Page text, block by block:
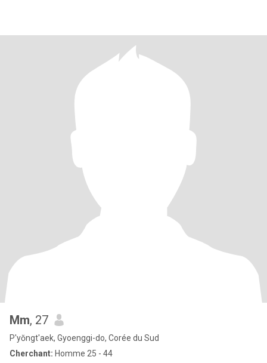
Mm, 27
P'yŏngt'aek, Gyoenggi-do, Corée du Sud
Cherchant: Homme 25 - 44